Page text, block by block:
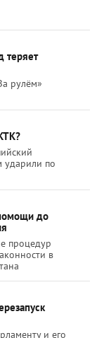
теряет
рулём»
ударили по
до
процедур
в
и его